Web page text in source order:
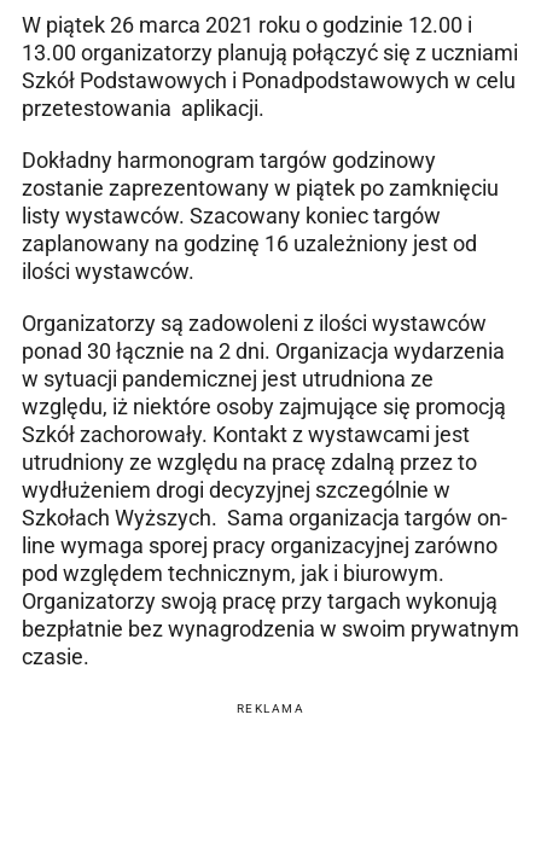
W piątek 26 marca 2021 roku o godzinie 12.00 i
13.00 organizatorzy planują połączyć się z uczniami
Szkół Podstawowych i Ponadpodstawowych w celu
przetestowania aplikacji.
Dokładny harmonogram targów godzinowy
zostanie zaprezentowany w piątek po zamknięciu
listy wystawców. Szacowany koniec targów
zaplanowany na godzinę 16 uzależniony jest od
ilości wystawców.
Organizatorzy są zadowoleni z ilości wystawców
ponad 30 łącznie na 2 dni. Organizacja wydarzenia
w sytuacji pandemicznej jest utrudniona ze
względu, iż niektóre osoby zajmujące się promocją
Szkół zachorowały. Kontakt z wystawcami jest
utrudniony ze względu na pracę zdalną przez to
wydłużeniem drogi decyzyjnej szczególnie w
Szkołach Wyższych. Sama organizacja targów on-
line wymaga sporej pracy organizacyjnej zarówno
pod względem technicznym, jak i biurowym.
Organizatorzy swoją pracę przy targach wykonują
bezpłatnie bez wynagrodzenia w swoim prywatnym
czasie.
REKLAMA